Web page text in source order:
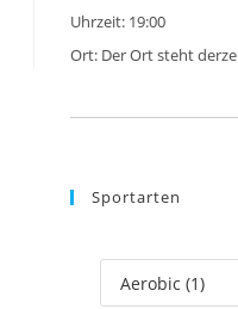
Uhrzeit: 19:00
Ort: Der Ort steht
Sportarten